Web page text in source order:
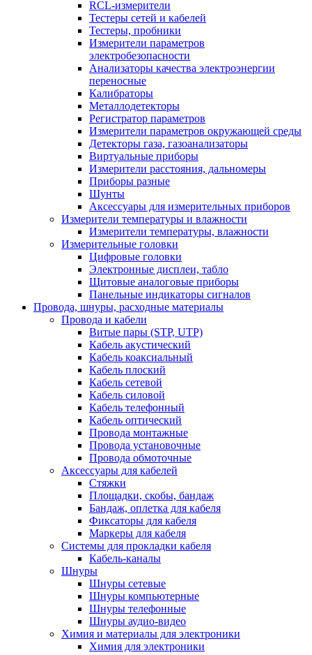
RCL-измерители
Тестеры сетей и кабелей
Тестеры, пробники
Измерители параметров
электробезопасности
Анализаторы качества электроэнергии
переносные
Калибраторы
Металлодетекторы
Регистратор параметров
Измерители параметров окружающей среды
Детекторы газа, газоанализаторы
Виртуальные приборы
Измерители расстояния, дальномеры
Приборы разные
Шунты
Аксессуары для измерительных приборов
Измерители температуры и влажности
Измерители температуры, влажности
Измерительные головки
Цифровые головки
Электронные дисплеи, табло
Щитовые аналоговые приборы
Панельные индикаторы сигналов
Провода, шнуры, расходные материалы
Провода и кабели
Витые пары (STP, UTP)
Кабель акустический
Кабель коаксиальный
Кабель плоский
Кабель сетевой
Кабель силовой
Кабель телефонный
Кабель оптический
Провода монтажные
Провода установочные
Провода обмоточные
Аксессуары для кабелей
Стяжки
Площадки, скобы, бандаж
Бандаж, оплетка для кабеля
Фиксаторы для кабеля
Маркеры для кабеля
Системы для прокладки кабеля
Кабель-каналы
Шнуры
Шнуры сетевые
Шнуры компьютерные
Шнуры телефонные
Шнуры аудио-видео
Химия и материалы для электроники
Химия для электроники